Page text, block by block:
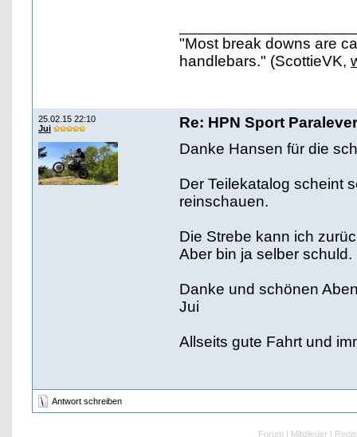
"Most break downs are
handlebars." (ScottieVK,
25.02.15 22:10
Jui
Re: HPN Sport
Danke Hansen für die
Der Teilekatalog scheint
reinschauen.
Die Strebe kann ich
Aber bin ja selber schuld.
Danke und schönen
Jui
Allseits gute Fahrt und
Antwort schreiben
Forum | Mitglieder |